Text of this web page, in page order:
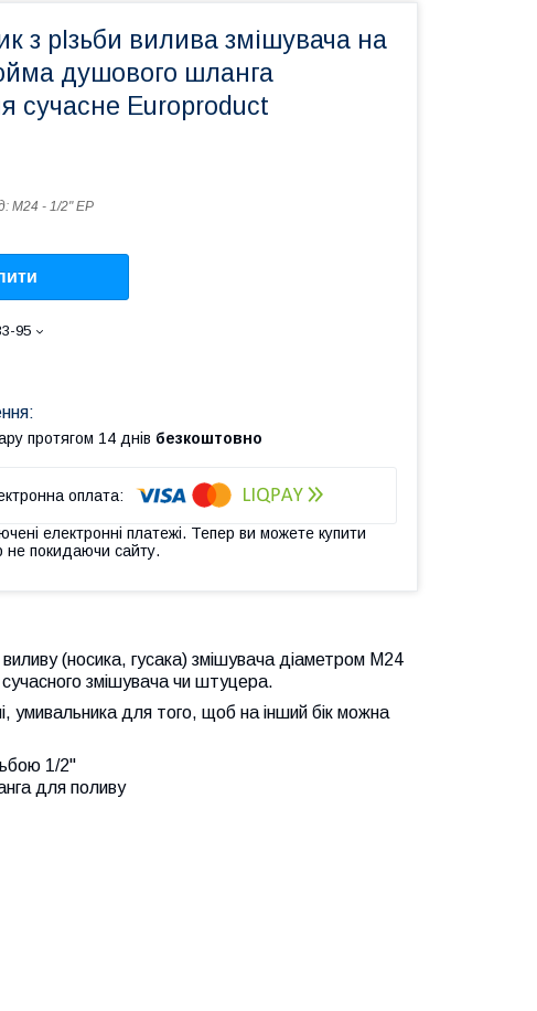
з рІзьби вилива змішувача на
душового шланга
сучасне Europroduct
M24 - 1/2" EP
95
протягом 14 днів безкоштовно
електронні платежі. Тепер ви можете купити
не покидаючи сайту.
виливу (носика, гусака) змішувача діаметром M24
змішувача чи штуцера.
умивальника для того, щоб на інший бік можна
1/2"
для поливу